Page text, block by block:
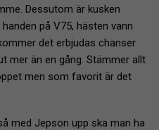
Dessutom är kusken
på V75, hästen vann
det erbjudas chanser
mer än en gång. Stämmer allt
men som favorit är det
med Jepson upp ska man ha